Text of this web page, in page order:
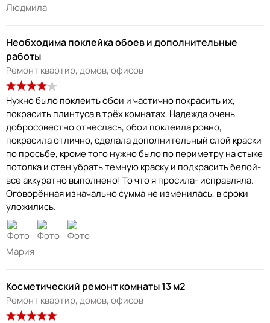
Людмила
Необходима поклейка обоев и дополнительные
работы
Ремонт квартир, домов, офисов
Нужно было поклеить обои и частично покрасить их,
покрасить плинтуса в трёх комнатах. Надежда очень
добросовестно отнеслась, обои поклеила ровно,
покрасила отлично, сделала дополнительный слой краски
по просьбе, кроме того нужно было по периметру на стыке
потолка и стен убрать темную краску и подкрасить белой-
все аккуратно выполнено! То что я просила- исправляла.
Оговорённая изначально сумма не изменилась, в сроки
уложились.
Мария
Косметический ремонт комнаты 13 м2
Ремонт квартир, домов, офисов